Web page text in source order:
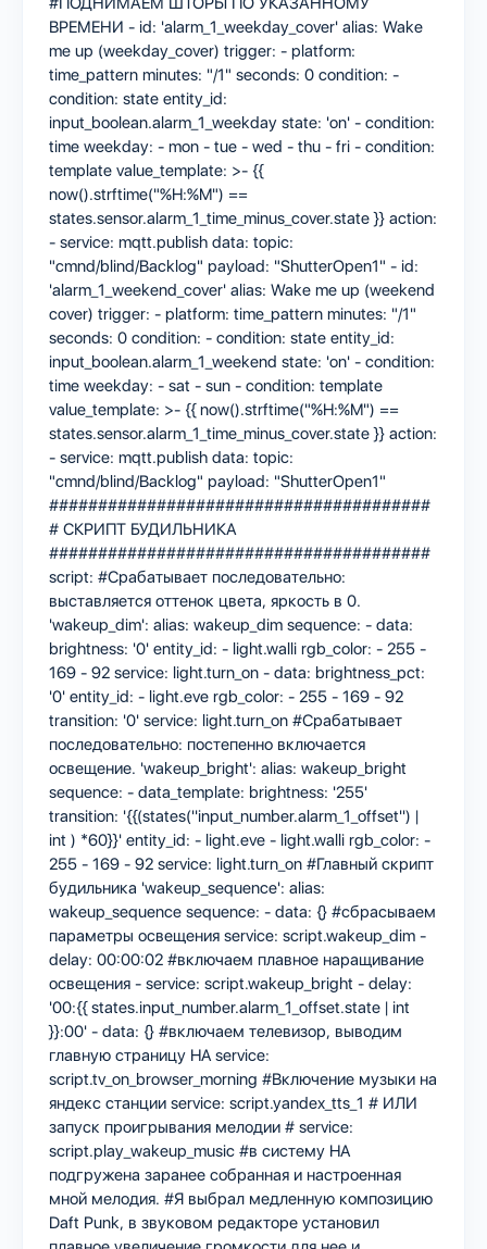
ВРЕМЕНИ - id: 'alarm_1_weekday_cover' alias: Wake
me up (weekday_cover) trigger: - platform:
time_pattern minutes: "/1" seconds: 0 condition: -
condition: state entity_id:
input_boolean.alarm_1_weekday state: 'on' - condition:
time weekday: - mon - tue - wed - thu - fri - condition:
template value_template: >- {{
now().strftime("%H:%M") ==
states.sensor.alarm_1_time_minus_cover.state }} action:
- service: mqtt.publish data: topic:
"cmnd/blind/Backlog" payload: "ShutterOpen1" - id:
'alarm_1_weekend_cover' alias: Wake me up (weekend
cover) trigger: - platform: time_pattern minutes: "/1"
seconds: 0 condition: - condition: state entity_id:
input_boolean.alarm_1_weekend state: 'on' - condition:
time weekday: - sat - sun - condition: template
value_template: >- {{ now().strftime("%H:%M") ==
states.sensor.alarm_1_time_minus_cover.state }} action:
- service: mqtt.publish data: topic:
"cmnd/blind/Backlog" payload: "ShutterOpen1"
#######################################
# СКРИПТ БУДИЛЬНИКА
#######################################
script: #Срабатывает последовательно:
выставляется оттенок цвета, яркость в 0.
'wakeup_dim': alias: wakeup_dim sequence: - data:
brightness: '0' entity_id: - light.walli rgb_color: - 255 -
169 - 92 service: light.turn_on - data: brightness_pct:
'0' entity_id: - light.eve rgb_color: - 255 - 169 - 92
transition: '0' service: light.turn_on #Срабатывает
последовательно: постепенно включается
освещение. 'wakeup_bright': alias: wakeup_bright
sequence: - data_template: brightness: '255'
transition: '{{(states(''input_number.alarm_1_offset'') |
int ) *60}}' entity_id: - light.eve - light.walli rgb_color: -
255 - 169 - 92 service: light.turn_on #Главный скрипт
будильника 'wakeup_sequence': alias:
wakeup_sequence sequence: - data: {} #сбрасываем
параметры освещения service: script.wakeup_dim -
delay: 00:00:02 #включаем плавное наращивание
освещения - service: script.wakeup_bright - delay:
'00:{{ states.input_number.alarm_1_offset.state | int
}}:00' - data: {} #включаем телевизор, выводим
главную страницу HA service:
script.tv_on_browser_morning #Включение музыки на
яндекс станции service: script.yandex_tts_1 # ИЛИ
запуск проигрывания мелодии # service:
script.play_wakeup_music #в систему HA
подгружена заранее собранная и настроенная
мной мелодия. #Я выбрал медленную композицию
Daft Punk, в звуковом редакторе установил